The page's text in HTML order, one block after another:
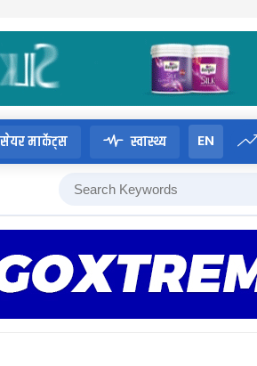
सेयर मार्केट्स स्वास्थ्य EN